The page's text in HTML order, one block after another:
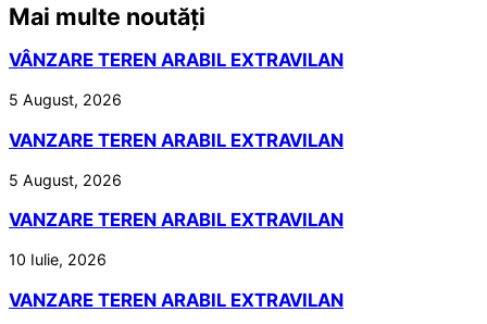
Mai multe noutăți
VÂNZARE TEREN ARABIL EXTRAVILAN
5 August, 2026
VANZARE TEREN ARABIL EXTRAVILAN
5 August, 2026
VANZARE TEREN ARABIL EXTRAVILAN
10 Iulie, 2026
VANZARE TEREN ARABIL EXTRAVILAN